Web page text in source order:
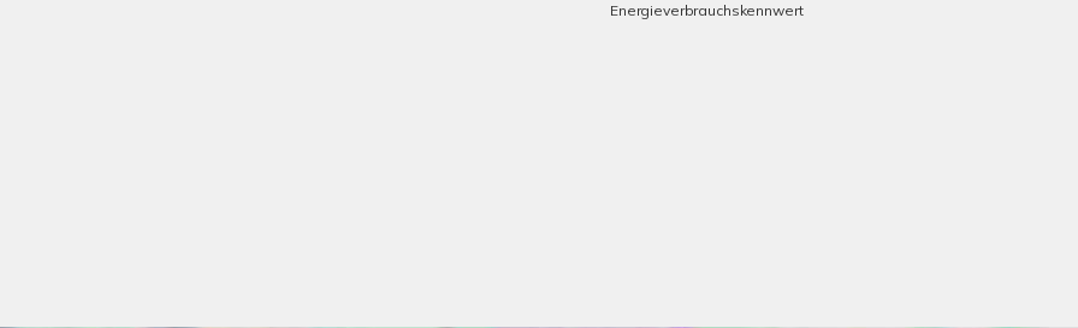
Energieverbrauchskennwert